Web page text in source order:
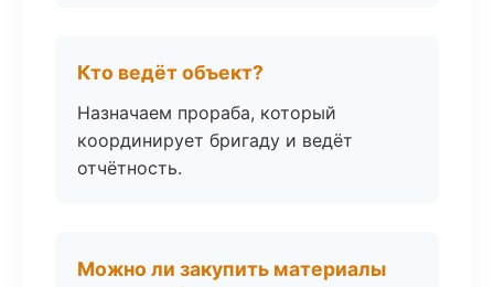
Кто ведёт объект?
Назначаем прораба, который
координирует бригаду и ведёт
отчётность.
Можно ли закупить материалы